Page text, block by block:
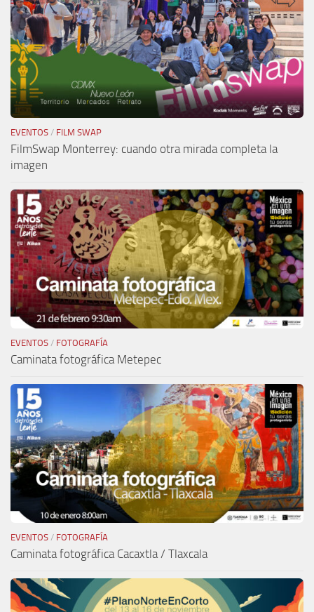
EVENTOS / FILM SWAP
FilmSwap Monterrey: cuando otra mirada completa la
imagen
EVENTOS / FOTOGRAFÍA
Caminata fotográfica Metepec
EVENTOS / FOTOGRAFÍA
Caminata fotográfica Cacaxtla / Tlaxcala